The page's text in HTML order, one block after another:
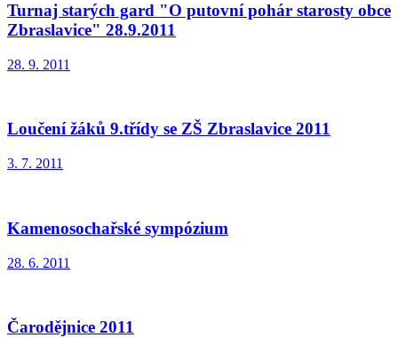
Turnaj starých gard "O putovní pohár starosty obce
Zbraslavice" 28.9.2011
28. 9. 2011
Loučení žáků 9.třídy se ZŠ Zbraslavice 2011
3. 7. 2011
Kamenosochařské sympózium
28. 6. 2011
Čarodějnice 2011